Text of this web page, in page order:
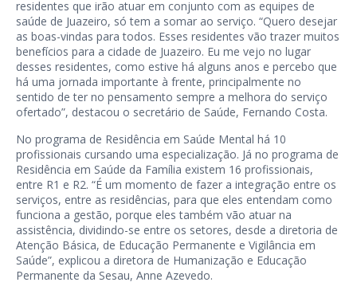
residentes que irão atuar em conjunto com as equipes de
saúde de Juazeiro, só tem a somar ao serviço. “Quero desejar
as boas-vindas para todos. Esses residentes vão trazer muitos
benefícios para a cidade de Juazeiro. Eu me vejo no lugar
desses residentes, como estive há alguns anos e percebo que
há uma jornada importante à frente, principalmente no
sentido de ter no pensamento sempre a melhora do serviço
ofertado”, destacou o secretário de Saúde, Fernando Costa.
No programa de Residência em Saúde Mental há 10
profissionais cursando uma especialização. Já no programa de
Residência em Saúde da Família existem 16 profissionais,
entre R1 e R2. “É um momento de fazer a integração entre os
serviços, entre as residências, para que eles entendam como
funciona a gestão, porque eles também vão atuar na
assistência, dividindo-se entre os setores, desde a diretoria de
Atenção Básica, de Educação Permanente e Vigilância em
Saúde”, explicou a diretora de Humanização e Educação
Permanente da Sesau, Anne Azevedo.